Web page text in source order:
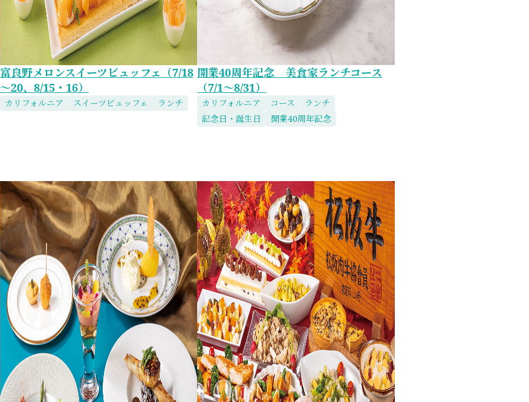
富良野メロンスイーツビュッフェ（7/18
～20、8/15・16）
カリフォルニア スイーツビュッフェ ランチ
開業40周年記念 美食家ランチコース
（7/1～8/31）
カリフォルニア コース
ランチ
記念日・誕生日
開業40周年記念